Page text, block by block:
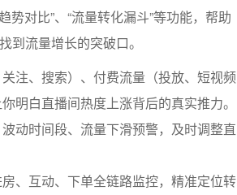
势对比”、“流量转化漏斗”等功能，帮助
到流量增长的突破口。
注、搜索）、付费流量（投放、短视频
明白直播间热度上涨背后的真实推力。
动时间段、流量下滑预警，及时调整直
、互动、下单全链路监控，精准定位转